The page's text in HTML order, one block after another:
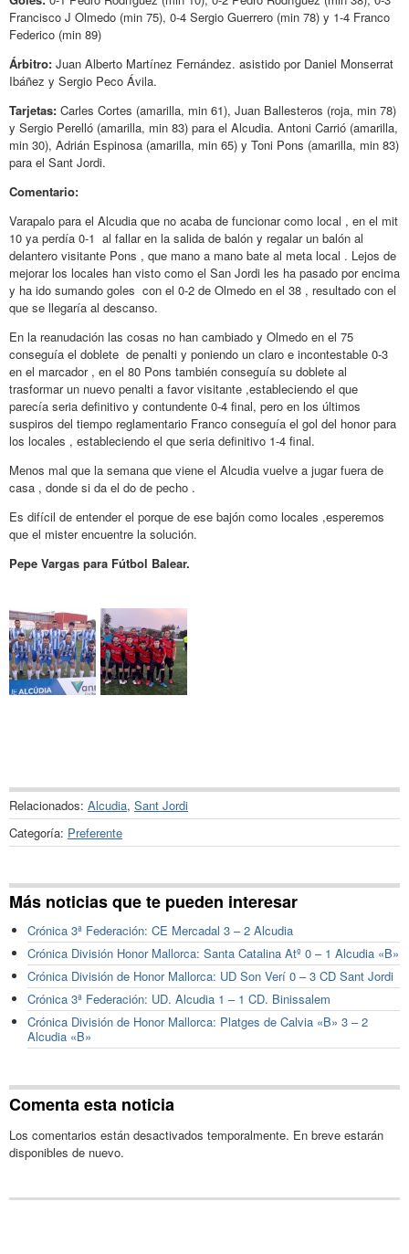
Francisco J Olmedo (min 75), 0-4 Sergio Guerrero (min 78) y 1-4 Franco
Federico (min 89)
Árbitro: Juan Alberto Martínez Fernández. asistido por Daniel Monserrat
Ibáñez y Sergio Peco Ávila.
Tarjetas: Carles Cortes (amarilla, min 61), Juan Ballesteros (roja, min 78)
y Sergio Perelló (amarilla, min 83) para el Alcudia. Antoni Carrió (amarilla,
min 30), Adrián Espinosa (amarilla, min 65) y Toni Pons (amarilla, min 83)
para el Sant Jordi.
Comentario:
Varapalo para el Alcudia que no acaba de funcionar como local , en el mit
10 ya perdía 0-1 al fallar en la salida de balón y regalar un balón al
delantero visitante Pons , que mano a mano bate al meta local . Lejos de
mejorar los locales han visto como el San Jordi les ha pasado por encima
y ha ido sumando goles con el 0-2 de Olmedo en el 38 , resultado con el
que se llegaría al descanso.
En la reanudación las cosas no han cambiado y Olmedo en el 75
conseguía el doblete de penalti y poniendo un claro e incontestable 0-3
en el marcador , en el 80 Pons también conseguía su doblete al
trasformar un nuevo penalti a favor visitante ,estableciendo el que
parecía seria definitivo y contundente 0-4 final, pero en los últimos
suspiros del tiempo reglamentario Franco conseguía el gol del honor para
los locales , estableciendo el que seria definitivo 1-4 final.
Menos mal que la semana que viene el Alcudia vuelve a jugar fuera de
casa , donde si da el do de pecho .
Es difícil de entender el porque de ese bajón como locales ,esperemos
que el mister encuentre la solución.
Pepe Vargas para Fútbol Balear.
Relacionados: Alcudia, Sant Jordi
Categoría: Preferente
Más noticias que te pueden interesar
Crónica 3ª Federación: CE Mercadal 3 – 2 Alcudia
Crónica División Honor Mallorca: Santa Catalina Atº 0 – 1 Alcudia «B»
Crónica División de Honor Mallorca: UD Son Verí 0 – 3 CD Sant Jordi
Crónica 3ª Federación: UD. Alcudia 1 – 1 CD. Binissalem
Crónica División de Honor Mallorca: Platges de Calvia «B» 3 – 2
Alcudia «B»
Comenta esta noticia
Los comentarios están desactivados temporalmente. En breve estarán
disponibles de nuevo.